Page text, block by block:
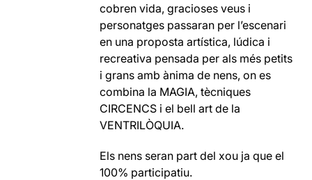
cobren vida, gracioses veus i
personatges passaran per l’escenari
en una proposta artística, lúdica i
recreativa pensada per als més petits
i grans amb ànima de nens, on es
combina la MAGIA, tècniques
CIRCENCS i el bell art de la
VENTRILÒQUIA.
Els nens seran part del xou ja que el
100% participatiu.